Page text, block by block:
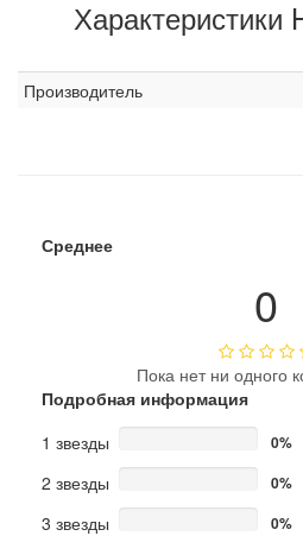
Характеристики
Производитель
Среднее
0
Пока нет ни одного
Подробная информация
1 звезды
0%
2 звезды 0%
3 звезды 0%